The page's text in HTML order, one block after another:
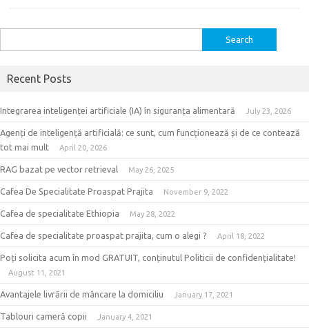
for:
Recent Posts
Integrarea inteligenței artificiale (IA) în siguranța alimentară July 23, 2026
Agenți de inteligență artificială: ce sunt, cum funcționează și de ce contează
tot mai mult
April 20, 2026
RAG bazat pe vector retrieval May 26, 2025
Cafea De Specialitate Proaspat Prajita November 9, 2022
Cafea de specialitate Ethiopia May 28, 2022
Cafea de specialitate proaspat prajita, cum o alegi ? April 18, 2022
Poți solicita acum în mod GRATUIT, conținutul Politicii de confidențialitate!
August 11, 2021
Avantajele livrării de mâncare la domiciliu January 17, 2021
Tablouri cameră copii January 4, 2021